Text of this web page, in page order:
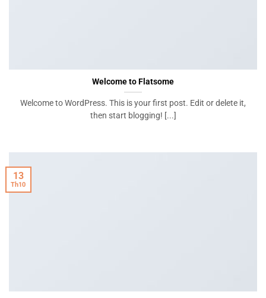
Welcome to Flatsome
Welcome to WordPress. This is your first post. Edit or delete it,
then start blogging! [...]
13
Th10